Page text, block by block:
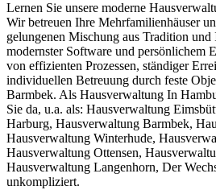
Lernen Sie unsere moderne
Wir betreuen Ihre Mehrfamilienhäuser
gelungenen Mischung aus Tradition
modernster Software und persönlichem
von effizienten Prozessen, ständiger
individuellen Betreuung durch feste
Barmbek. Als Hausverwaltung In
Sie da, u.a. als: Hausverwaltung
Harburg, Hausverwaltung Barmbek,
Hausverwaltung Winterhude,
Hausverwaltung Ottensen,
Hausverwaltung Langenhorn, Der
unkompliziert.